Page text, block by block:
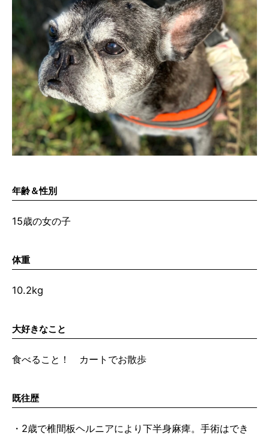
年齢＆性別
15歳の女の子
体重
10.2kg
大好きなこと
食べること！ カートでお散歩
既往歴
・2歳で椎間板ヘルニアにより下半身麻痺。手術はでき